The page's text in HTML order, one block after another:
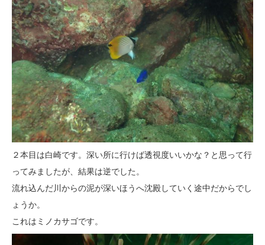
２本目は白崎です。深い所に行けば透視度いいかな？と思って行
ってみましたが、結果は逆でした。
流れ込んだ川からの泥が深いほうへ沈殿していく途中だからでし
ょうか。
これはミノカサゴです。